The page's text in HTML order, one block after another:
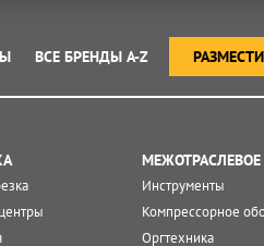
ВСЕ БРЕНДЫ A-Z
МЕЖОТРАСЛЕВОЕ
Инструменты
Компрессорное
Оргтехника